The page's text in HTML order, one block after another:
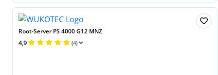
Root-Server PS 4000 G12 MNZ
4,9 (4)